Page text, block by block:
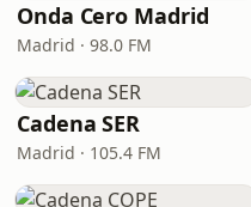
Onda Cero Madrid
Madrid · 98.0 FM
Cadena SER
Madrid · 105.4 FM